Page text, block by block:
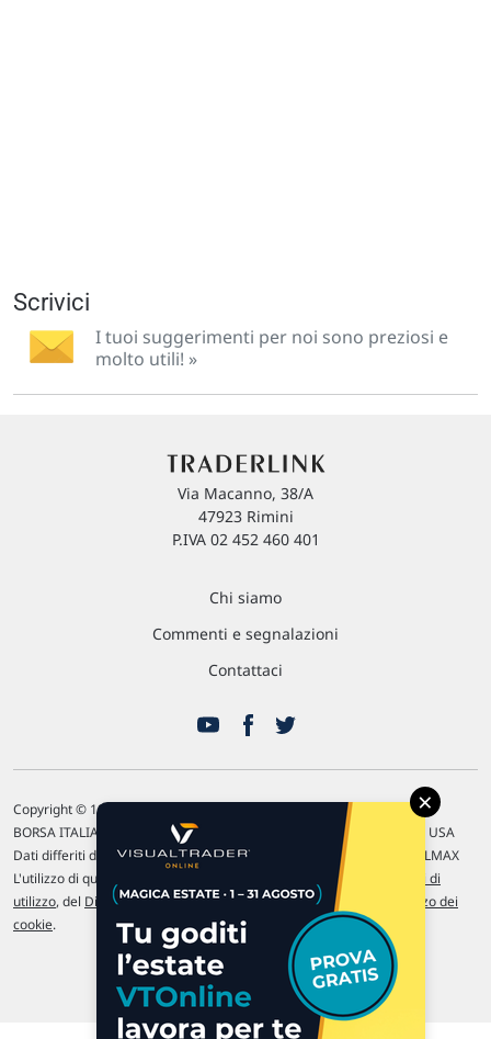
Scrivici
I tuoi suggerimenti per noi sono preziosi e
molto utili! »
Via Macanno, 38/A
47923 Rimini
P.IVA 02 452 460 401
Chi siamo
Commenti e segnalazioni
Contattaci
Copyright © 1996-2026 Traderlink Italia s.r.l.
BORSA ITALIANA Quotazioni di borsa differite di 15 min. / MERCATO USA
Dati differiti di 15 min. (fonte Intrinio) / FOREX Quotazioni fornite da LMAX
L'utilizzo di questo sito implica l'accettazione delle nostre
Condizioni di
utilizzo, del Disclaimer MAR, dellePolitiche sulla privacy
Utilizzo dei
cookie.
×